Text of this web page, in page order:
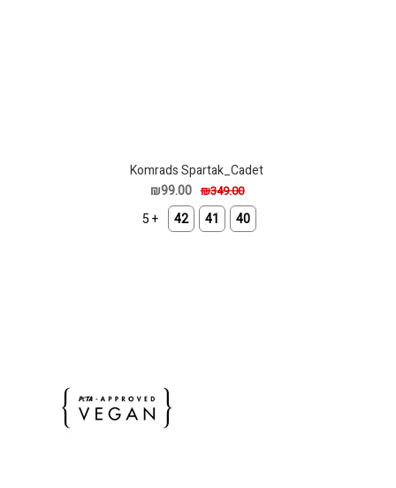
Komrads Spartak_Cadet
₪349.00
₪99.00
40
41
42
+ 5